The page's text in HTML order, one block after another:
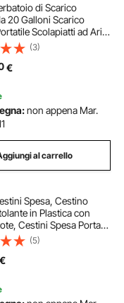
di Scarico
20 Galloni Scarico
Scolapiatti ad Aria
Contenitore
Drenaggio
Carburante Fluido
(3)
€
non appena Mar.
al carrello
Spesa, Cestino
in Plastica con
Cestini Spesa Portatili
Supermercati, Negozi al
la Spesa, 6 Pezzi,
39 Litri
(5)
€